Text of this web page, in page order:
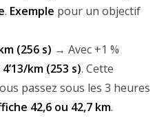
. Exemple pour un objectif
(256 s) → Avec +1 %
4’13/km (253 s). Cette
passez sous les 3 heures
42,6 ou 42,7 km.